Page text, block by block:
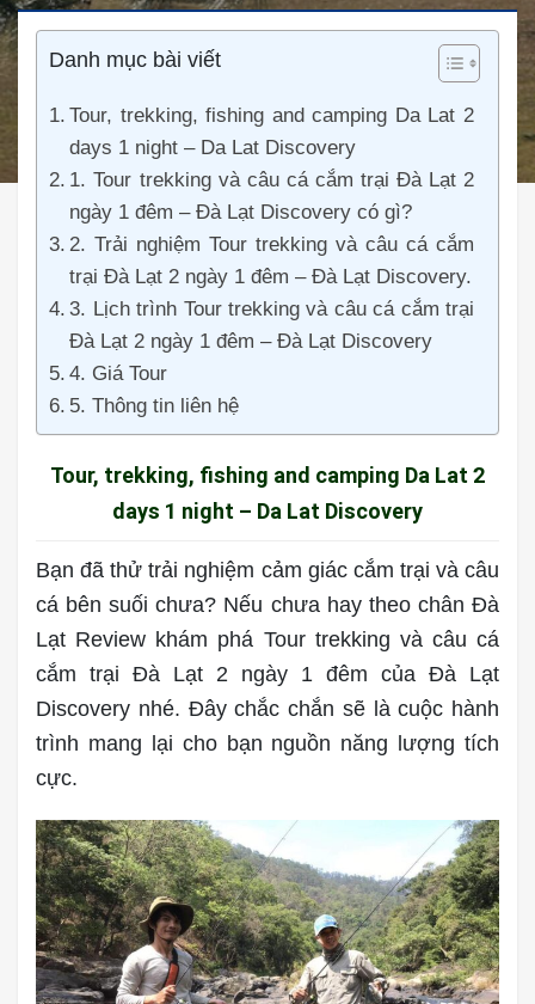
Danh mục bài viết
Tour, trekking, fishing and camping Da Lat 2
days 1 night – Da Lat Discovery
1. Tour trekking và câu cá cắm trại Đà Lạt 2
ngày 1 đêm – Đà Lạt Discovery có gì?
2. Trải nghiệm Tour trekking và câu cá cắm
trại Đà Lạt 2 ngày 1 đêm – Đà Lạt Discovery.
3. Lịch trình Tour trekking và câu cá cắm trại
Đà Lạt 2 ngày 1 đêm – Đà Lạt Discovery
4. Giá Tour
5. Thông tin liên hệ
Tour, trekking, fishing and camping Da Lat 2
days 1 night – Da Lat Discovery
Bạn đã thử trải nghiệm cảm giác cắm trại và câu
cá bên suối chưa? Nếu chưa hay theo chân Đà
Lạt Review khám phá Tour trekking và câu cá
cắm trại Đà Lạt 2 ngày 1 đêm của Đà Lạt
Discovery nhé. Đây chắc chắn sẽ là cuộc hành
trình mang lại cho bạn nguồn năng lượng tích
cực.